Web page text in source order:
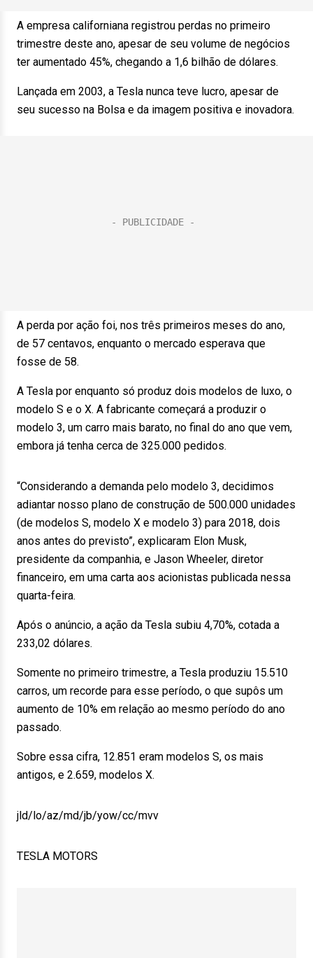
A empresa californiana registrou perdas no primeiro
trimestre deste ano, apesar de seu volume de negócios
ter aumentado 45%, chegando a 1,6 bilhão de dólares.
Lançada em 2003, a Tesla nunca teve lucro, apesar de
seu sucesso na Bolsa e da imagem positiva e inovadora.
A perda por ação foi, nos três primeiros meses do ano,
de 57 centavos, enquanto o mercado esperava que
fosse de 58.
A Tesla por enquanto só produz dois modelos de luxo, o
modelo S e o X. A fabricante começará a produzir o
modelo 3, um carro mais barato, no final do ano que vem,
embora já tenha cerca de 325.000 pedidos.
“Considerando a demanda pelo modelo 3, decidimos
adiantar nosso plano de construção de 500.000 unidades
(de modelos S, modelo X e modelo 3) para 2018, dois
anos antes do previsto”, explicaram Elon Musk,
presidente da companhia, e Jason Wheeler, diretor
financeiro, em uma carta aos acionistas publicada nessa
quarta-feira.
Após o anúncio, a ação da Tesla subiu 4,70%, cotada a
233,02 dólares.
Somente no primeiro trimestre, a Tesla produziu 15.510
carros, um recorde para esse período, o que supôs um
aumento de 10% em relação ao mesmo período do ano
passado.
Sobre essa cifra, 12.851 eram modelos S, os mais
antigos, e 2.659, modelos X.
jld/lo/az/md/jb/yow/cc/mvv
TESLA MOTORS